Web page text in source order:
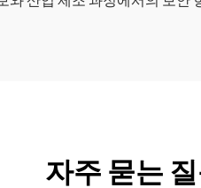
자주 묻는